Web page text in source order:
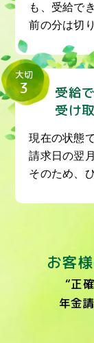
も、受給で
前の分は切
大切
3
受給
受け
現在の状態
請求日の翌
そのため、
お客
“正
年金